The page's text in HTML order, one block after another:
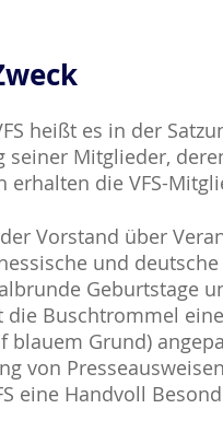
heißt es in der
seiner Mitglieder,
erhalten die VFS-
Vorstand über
und
Geburtstage
die Buschtrommel
blauem Grund)
von
eine Handvoll